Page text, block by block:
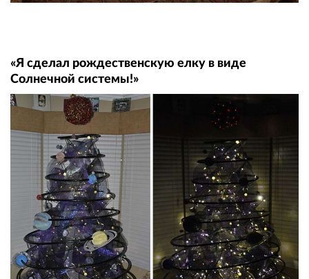
«Я сделал рождественскую елку в виде
Солнечной системы!»